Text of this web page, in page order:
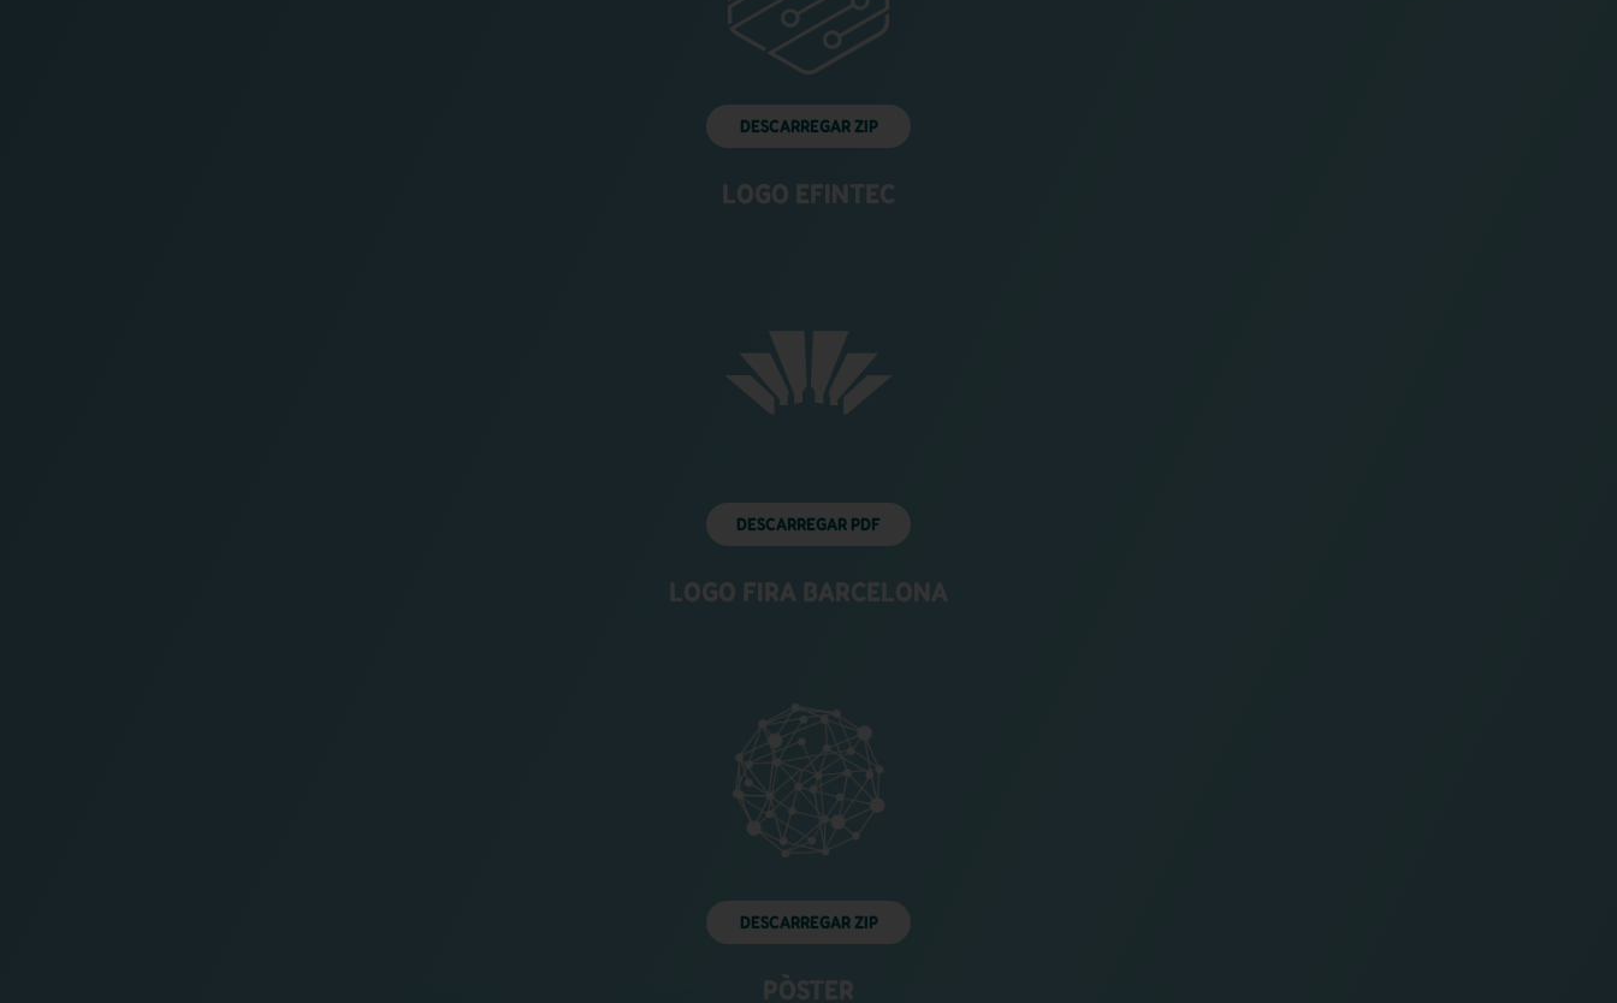
DESCARREGAR ZIP
LOGO EFINTEC
DESCARREGAR PDF
LOGO FIRA BARCELONA
DESCARREGAR ZIP
PÒSTER